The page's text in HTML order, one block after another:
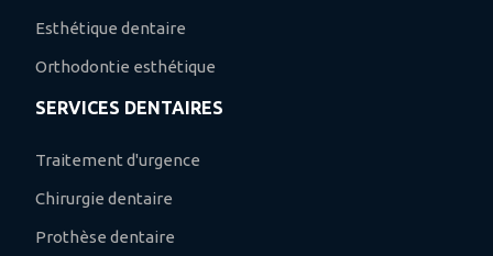
Esthétique dentaire
Orthodontie esthétique
SERVICES DENTAIRES
Traitement d'urgence
Chirurgie dentaire
Prothèse dentaire